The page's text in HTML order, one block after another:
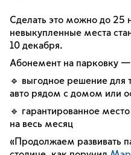
Сделать это можно до 25
невыкупленные места
10 декабря.
Абонемент на парковку —
🔹 выгодное решение для
авто рядом с домом или
🔹 гарантированное
на весь месяц
«Продолжаем развивать